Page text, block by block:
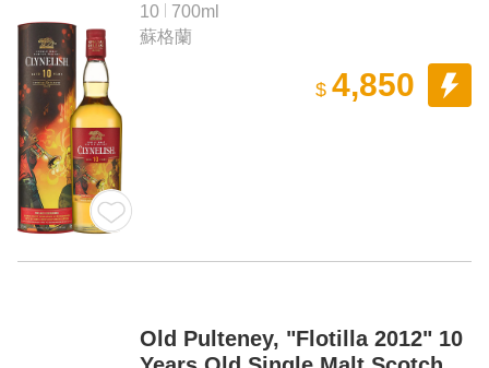
威士忌（2023年度臻選）
10
700ml
蘇格蘭
$ 4,850
Old Pulteney, "Flotilla 2012" 10